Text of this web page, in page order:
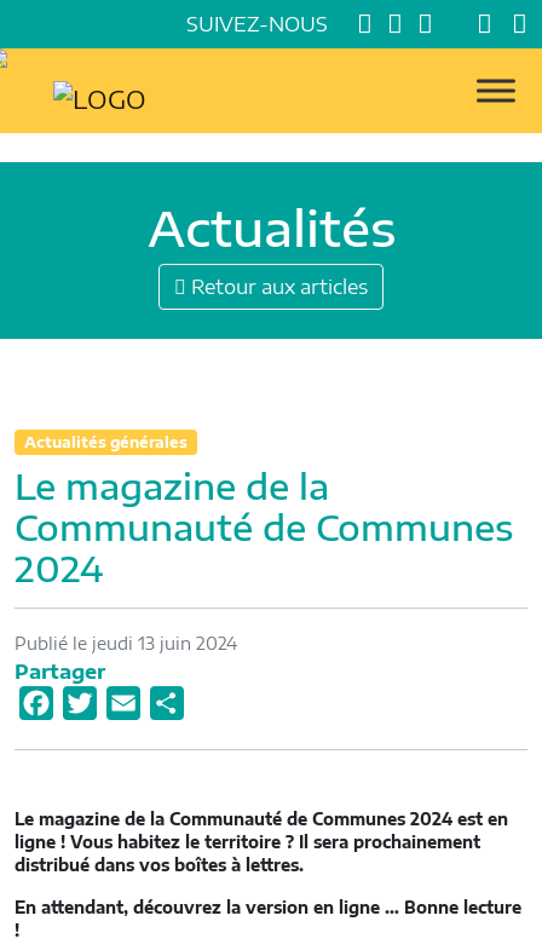
SUIVEZ-NOUS
Actualités
Retour aux articles
Actualités générales
Le magazine de la
Communauté de Communes
2024
Publié le jeudi 13 juin 2024
Partager
b
o
o
t
e
r
l
a
g
e
Le magazine de la Communauté de Communes 2024 est en
ligne ! Vous habitez le territoire ? Il sera prochainement
distribué dans vos boîtes à lettres.
En attendant, découvrez la version en ligne … Bonne lecture
!